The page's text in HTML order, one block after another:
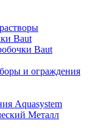
Baut
Baut
и ограждения
Aquasystem
Металл